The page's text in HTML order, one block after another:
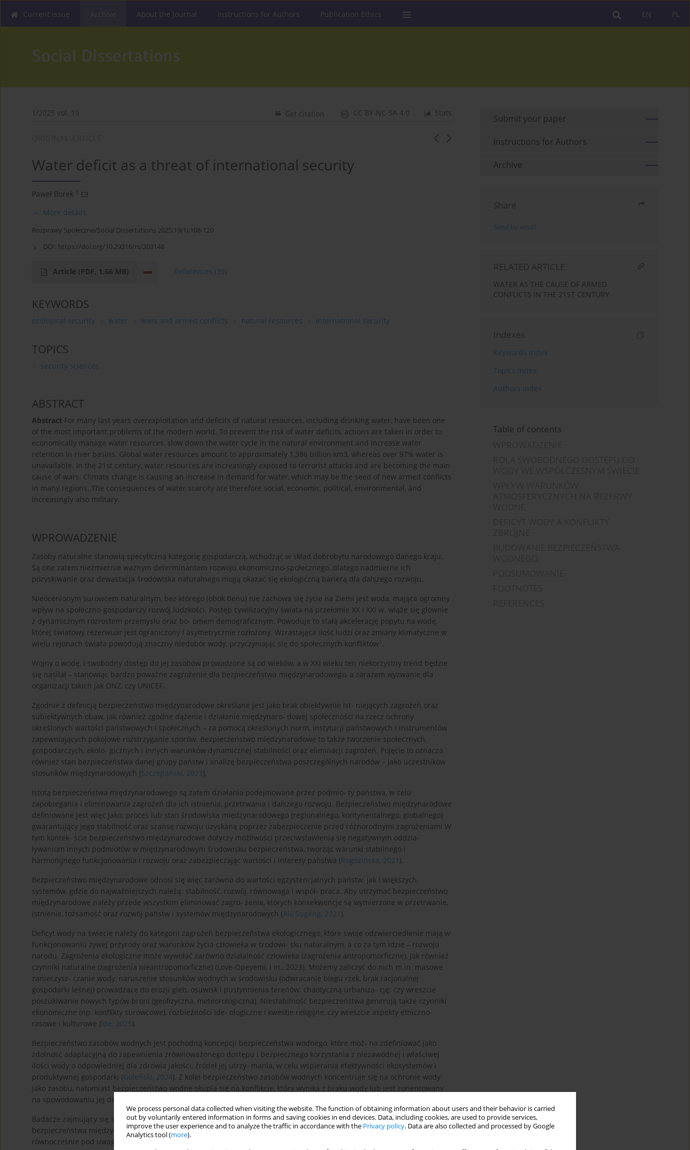
We process personal data collected when visiting the website. The function of obtaining information about users and their behavior is carried
out by voluntarily entered information in forms and saving cookies in end devices. Data, including cookies, are used to provide services,
improve the user experience and to analyze the traffic in accordance with the Privacy policy. Data are also collected and processed by Google
Analytics tool (more).
PL
EN
Current issue About the Journal Instructions for Authors Publication Ethics
1/2025 vol. 19 Stats
CC BY-NC-SA 4.0
Get citation
Water deficit as a threat of international security
Paweł Borek 1
More details
Rozprawy Społeczne/Social Dissertations 2025;19(1):108-120
DOI: https://doi.org/10.29316/rs/203148
Article (PDF, 1.66 MB) References (39)
KEYWORDS
ecological security water wars and armed conflicts natural resources international security
TOPICS
security sciences
ABSTRACT
Abstract For many last years overexploitation and deficits of natural resources, including drinking water, have been one
of the most important problems of the modern world. To prevent the risk of water deficits, actions are taken in order to
economically manage water resources, slow down the water cycle in the natural environment and increase water
retention in river basins. Global water resources amount to approximately 1,386 billion km3, whereas over 97% water is
unavailable. In the 21st century, water resources are increasingly exposed to terrorist attacks and are becoming the main
cause of wars. Climate change is causing an increase in demand for water, which may be the seed of new armed conflicts
in many regions. The consequences of water scarcity are therefore social, economic, political, environmental, and
increasingly also military.
WPROWADZENIE
Zasoby naturalne stanowią specyficzną kategorię gospodarczą, wchodząc w skład dobrobytu narodowego danego kraju.
Są one zatem niezmiernie ważnym determinantem rozwoju ekonomiczno-społecznego, dlatego nadmierne ich
pozyskiwanie oraz dewastacja środowiska naturalnego mogą okazać się ekologiczną barierą dla dalszego rozwoju.
Nieocenionym surowcem naturalnym, bez którego (obok tlenu) nie zachowa się życie na Ziemi jest woda, mająca ogromny
wpływ na społeczno-gospodarczy rozwój ludzkości. Postęp cywilizacyjny świata na przełomie XX I XXI w. wiąże się głównie
z dynamicznym rozrostem przemysłu oraz bo- omem demograficznym. Powoduje to stałą akcelerację popytu na wodę,
której światowy rezerwuar jest ograniczony i asymetrycznie rozłożony. Wzrastająca ilość ludzi oraz zmiany klimatyczne w
wielu rejonach świata powodują znaczny niedobór wody, przyczyniając się do społecznych konfliktów 1 .
Wojny o wodę, i swobodny dostęp do jej zasobów prowadzone są od wieków, a w XXI wieku ten niekorzystny trend będzie
się nasilał – stanowiąc bardzo poważne zagrożenie dla bezpieczeństwa międzynarodowego, a zarazem wyzwanie dla
organizacji takich jak ONZ, czy UNICEF.
Zgodnie z definicją bezpieczeństwo międzynarodowe określane jest jako brak obiektywnie ist- niejących zagrożeń oraz
subiektywnych obaw, jak również zgodne dążenie i działanie międzynaro- dowej społeczności na rzecz ochrony
określonych wartości państwowych i społecznych – za pomocą określonych norm, instytucji państwowych i instrumentów
zapewniających pokojowe rozstrzyganie sporów. Bezpieczeństwo międzynarodowe to także tworzenie społecznych,
gospodarczych, ekolo- gicznych i innych warunków dynamicznej stabilności oraz eliminacji zagrożeń. Pojęcie to oznacza
również stan bezpieczeństwa danej grupy państw i analizę bezpieczeństwa poszczególnych narodów – jako uczestników
stosunków międzynarodowych (Szczepański, 2023).
Istotą bezpieczeństwa międzynarodowego są zatem działania podejmowane przez podmio- ty państwa, w celu
zapobiegania i eliminowania zagrożeń dla ich istnienia, przetrwania i dalszego rozwoju. Bezpieczeństwo międzynarodowe
definiowane jest więc jako: proces lub stan środowiska międzynarodowego (regionalnego, kontynentalnego, globalnego)
gwarantujący jego stabilność oraz szansę rozwoju uzyskaną poprzez zabezpieczenie przed różnorodnymi zagrożeniami W
tym kontek- ście bezpieczeństwo międzynarodowe dotyczy możliwości przeciwstawienia się negatywnym oddzia-
ływaniom innych podmiotów w międzynarodowym środowisku bezpieczeństwa, tworząc warunki stabilnego i
harmonijnego funkcjonowania i rozwoju oraz zabezpieczając wartości i interesy państwa (Rogozińska, 2021 ).
Bezpieczeństwo międzynarodowe odnosi się więc zarówno do wartości egzystencjalnych państw, jak i większych
systemów, gdzie do najważniejszych należą: stabilność, rozwój, równowaga i współ- praca. Aby utrzymać bezpieczeństwo
międzynarodowe należy przede wszystkim eliminować zagro- żenia, których konsekwencje są wymierzone w przetrwanie,
istnienie, tożsamość oraz rozwój państw i systemów międzynarodowych (Ali, Sugeng, 2021 ).
Deficyt wody na świecie należy do kategorii zagrożeń bezpieczeństwa ekologicznego, które swoje odzwierciedlenie mają w
funkcjonowaniu żywej przyrody oraz warunków życia człowieka w środowi- sku naturalnym, a co za tym idzie – rozwoju
narodu. Zagrożenia ekologiczne może wywołać zarówno działalność człowieka (zagrożenia antropomorficzne), jak również
czynniki naturalne (zagrożenia nieantropomorficzne) (Love-Opeyemi, i in., 2023). Możemy zaliczyć do nich m.in. masowe
zanieczysz- czanie wody, naruszenie stosunków wodnych w środowisku (odwracanie biegu rzek, brak racjonalnej
gospodarki leśnej) prowadzące do erozji gleb, osuwisk i pustynnienia terenów; chaotyczną urbaniza- cję; czy wreszcie
poszukiwanie nowych typów broni (geofizyczna, meteorologiczna). Niestabilność bezpieczeństwa generują także czynniki
ekonomiczne (np. konflikty surowcowe), rozbieżności ide- ologiczne i kwestie religijne, czy wreszcie aspekty etniczno-
rasowe i kulturowe ( Ide, 2025).
Bezpieczeństwo zasobów wodnych jest pochodną koncepcji bezpieczeństwa wodnego, które moż- na zdefiniować jako
zdolność adaptacyjną do zapewnienia zrównoważonego dostępu i bezpiecznego korzystania z niezawodnej i właściwej
ilości wody o odpowiedniej dla zdrowia jakości, źródeł jej utrzy- mania, w celu wspierania efektywności ekosystemów i
produktywnej gospodarki (Goleński, 2024). Z kolei bezpieczeństwo zasobów wodnych koncentruje się na ochronie wody
jako zasobu, natomiast bezpieczeństwo wodne skupia się na konflikcie, który wynika z braku wody lub jest zorientowany
na spowodowaniu jej deficytu (
Badacze zajmujący się stosunkami międzynarodowymi już na początku lat 80. XX w. ukazywali rosnące zagrożenia dla
bezpieczeństwa międzynarodowego stwarzane przez zanieczyszczenie śro- dowiska naturalnego. Jeśli weźmiemy
równocześnie pod uwagę wyczerpywanie się surowców nieod- nawialnych, to okaże się, że problemy pogarszającego się
Submit your paper
Instructions for Authors
Archive
Share
Send by email
RELATED ARTICLE
WATER AS THE CAUSE OF ARMED
CONFLICTS IN THE 21ST CENTURY
Indexes
Keywords index
Topics index
Authors index
Table of contents